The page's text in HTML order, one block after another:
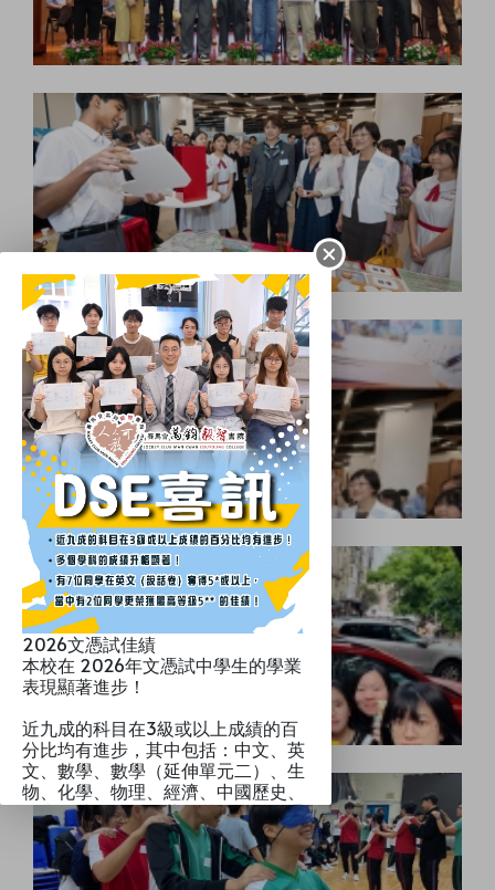
2026文憑試佳績
本校在 2026年文憑試中學生的學業
表現顯著進步！
近九成的科目在3級或以上成績的百
分比均有進步，其中包括：中文、英
文、數學、數學（延伸單元二）、生
物、化學、物理、經濟、中國歷史、
歷史、地理、視覺藝術以及資訊及通
訊科技，其中在５級或以上成績進步
的科目數量上升了28%。